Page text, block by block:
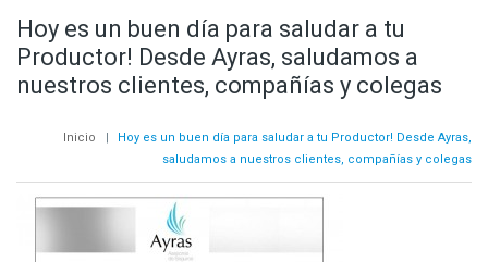
Hoy es un buen día para saludar a tu
Productor! Desde Ayras, saludamos a
nuestros clientes, compañías y colegas
Inicio |
Hoy es un buen día para saludar a tu Productor! Desde Ayras,
saludamos a nuestros clientes, compañías y colegas